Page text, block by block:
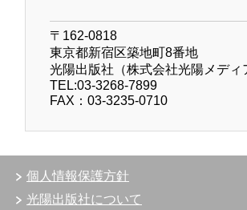
〒162-0818
東京都新宿区築地町8番地
光陽出版社（株式会社光陽メディ
TEL:03-3268-7899
FAX：03-3235-0710
個人情報保護方針
光陽出版社について